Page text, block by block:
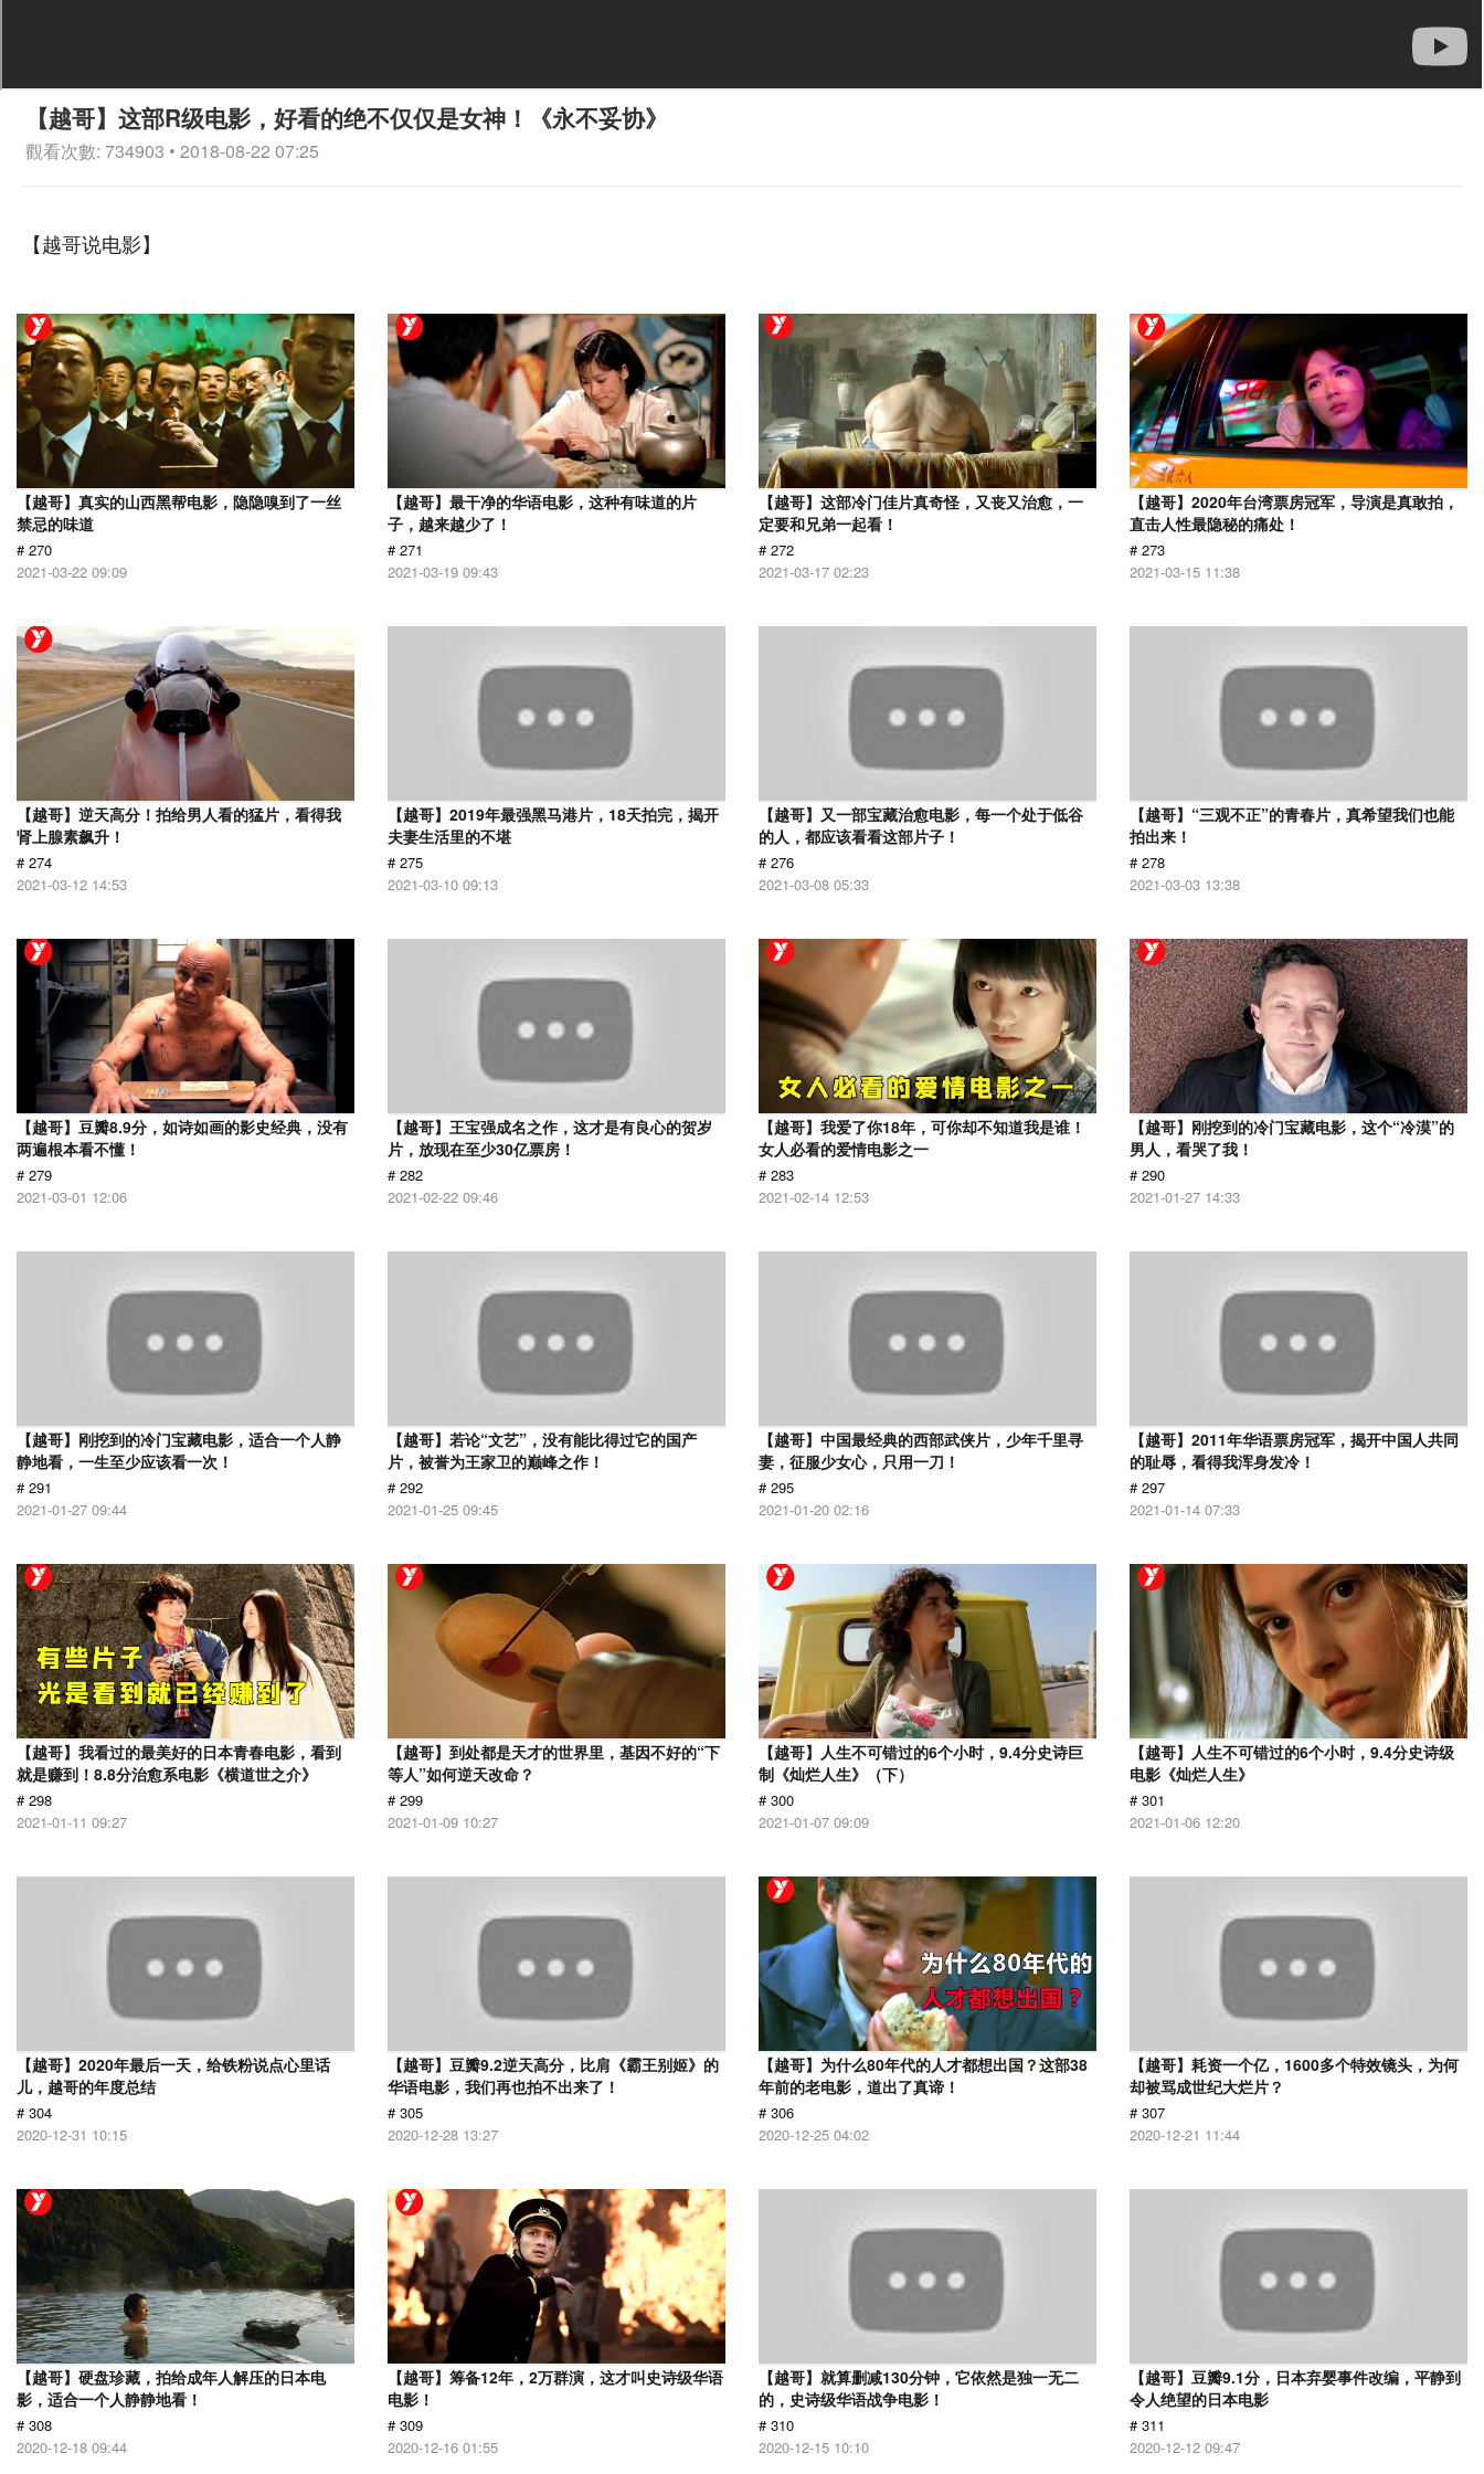
【越哥】这部R级电影，好看的绝不仅仅是女神！《永不妥协》
觀看次數: 734903 • 2018-08-22 07:25
【越哥说电影】
【越哥】真实的山西黑帮电影，隐隐嗅到了一丝
禁忌的味道
# 270
2021-03-22 09:09
【越哥】最干净的华语电影，这种有味道的片
子，越来越少了！
# 271
2021-03-19 09:43
【越哥】这部冷门佳片真奇怪，又丧又治愈，一
定要和兄弟一起看！
# 272
2021-03-17 02:23
【越哥】2020年台湾票房冠军，导演是真敢拍，
直击人性最隐秘的痛处！
# 273
2021-03-15 11:38
【越哥】逆天高分！拍给男人看的猛片，看得我
肾上腺素飙升！
# 274
2021-03-12 14:53
【越哥】2019年最强黑马港片，18天拍完，揭开
夫妻生活里的不堪
# 275
2021-03-10 09:13
【越哥】又一部宝藏治愈电影，每一个处于低谷
的人，都应该看看这部片子！
# 276
2021-03-08 05:33
【越哥】“三观不正”的青春片，真希望我们也能
拍出来！
# 278
2021-03-03 13:38
【越哥】豆瓣8.9分，如诗如画的影史经典，没有
两遍根本看不懂！
# 279
2021-03-01 12:06
【越哥】王宝强成名之作，这才是有良心的贺岁
片，放现在至少30亿票房！
# 282
2021-02-22 09:46
【越哥】我爱了你18年，可你却不知道我是谁！
女人必看的爱情电影之一
# 283
2021-02-14 12:53
【越哥】刚挖到的冷门宝藏电影，这个“冷漠”的
男人，看哭了我！
# 290
2021-01-27 14:33
【越哥】刚挖到的冷门宝藏电影，适合一个人静
静地看，一生至少应该看一次！
# 291
2021-01-27 09:44
【越哥】若论“文艺”，没有能比得过它的国产
片，被誉为王家卫的巅峰之作！
# 292
2021-01-25 09:45
【越哥】中国最经典的西部武侠片，少年千里寻
妻，征服少女心，只用一刀！
# 295
2021-01-20 02:16
【越哥】2011年华语票房冠军，揭开中国人共同
的耻辱，看得我浑身发冷！
# 297
2021-01-14 07:33
【越哥】我看过的最美好的日本青春电影，看到
就是赚到！8.8分治愈系电影《横道世之介》
# 298
2021-01-11 09:27
【越哥】到处都是天才的世界里，基因不好的“下
等人”如何逆天改命？
# 299
2021-01-09 10:27
【越哥】人生不可错过的6个小时，9.4分史诗巨
制《灿烂人生》（下）
# 300
2021-01-07 09:09
【越哥】人生不可错过的6个小时，9.4分史诗级
电影《灿烂人生》
# 301
2021-01-06 12:20
【越哥】2020年最后一天，给铁粉说点心里话
儿，越哥的年度总结
# 304
2020-12-31 10:15
【越哥】豆瓣9.2逆天高分，比肩《霸王别姬》的
华语电影，我们再也拍不出来了！
# 305
2020-12-28 13:27
【越哥】为什么80年代的人才都想出国？这部38
年前的老电影，道出了真谛！
# 306
2020-12-25 04:02
【越哥】耗资一个亿，1600多个特效镜头，为何
却被骂成世纪大烂片？
# 307
2020-12-21 11:44
【越哥】硬盘珍藏，拍给成年人解压的日本电
影，适合一个人静静地看！
# 308
2020-12-18 09:44
【越哥】筹备12年，2万群演，这才叫史诗级华语
电影！
# 309
2020-12-16 01:55
【越哥】就算删减130分钟，它依然是独一无二
的，史诗级华语战争电影！
# 310
2020-12-15 10:10
【越哥】豆瓣9.1分，日本弃婴事件改编，平静到
令人绝望的日本电影
# 311
2020-12-12 09:47